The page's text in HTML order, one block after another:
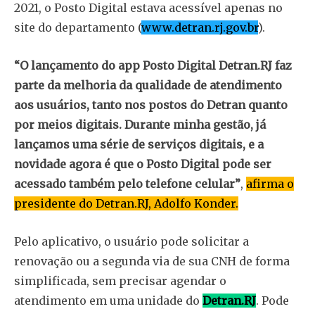
2021, o Posto Digital estava acessível apenas no
site do departamento (www.detran.rj.gov.br).
“O lançamento do app Posto Digital Detran.RJ faz
parte da melhoria da qualidade de atendimento
aos usuários, tanto nos postos do Detran quanto
por meios digitais. Durante minha gestão, já
lançamos uma série de serviços digitais, e a
novidade agora é que o Posto Digital pode ser
acessado também pelo telefone celular”, afirma o
presidente do Detran.RJ, Adolfo Konder.
Pelo aplicativo, o usuário pode solicitar a
renovação ou a segunda via de sua CNH de forma
simplificada, sem precisar agendar o
atendimento em uma unidade do Detran.RJ. Pode